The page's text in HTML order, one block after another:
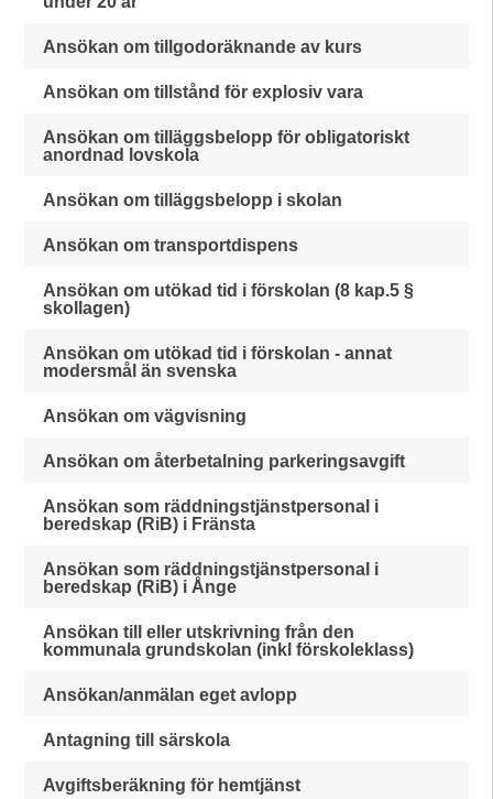
Ansökan om tillgodoräknande av kurs
Ansökan om tillstånd för explosiv vara
Ansökan om tilläggsbelopp för obligatoriskt
anordnad lovskola
Ansökan om tilläggsbelopp i skolan
Ansökan om transportdispens
Ansökan om utökad tid i förskolan (8 kap.5 §
skollagen)
Ansökan om utökad tid i förskolan - annat
modersmål än svenska
Ansökan om vägvisning
Ansökan om återbetalning parkeringsavgift
Ansökan som räddningstjänstpersonal i
beredskap (RiB) i Fränsta
Ansökan som räddningstjänstpersonal i
beredskap (RiB) i Ånge
Ansökan till eller utskrivning från den
kommunala grundskolan (inkl förskoleklass)
Ansökan/anmälan eget avlopp
Antagning till särskola
Avgiftsberäkning för hemtjänst